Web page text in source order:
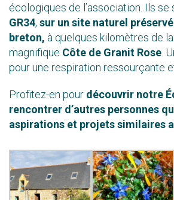
écologiques de l’association. Ils se
GR34, sur un site naturel
breton, à quelques kilomètres de
magnifique Côte de Granit Rose.
pour une respiration ressourçante
Profitez-en pour découvrir notre
rencontrer d’autres personnes
aspirations et projets similaires